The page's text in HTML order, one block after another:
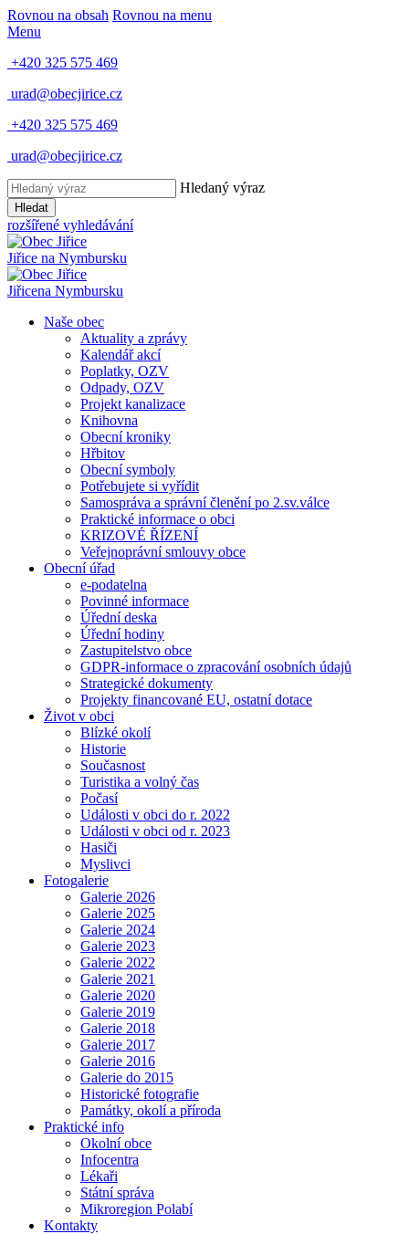
Rovnou na obsah Rovnou na menu
Menu
+420 325 575 469
urad@obecjirice.cz
+420 325 575 469
urad@obecjirice.cz
Hledaný výraz
Hledat
rozšířené vyhledávání
Jiřice na Nymbursku
Jiřicena Nymbursku
Naše obec
Aktuality a zprávy
Kalendář akcí
Poplatky, OZV
Odpady, OZV
Projekt kanalizace
Knihovna
Obecní kroniky
Hřbitov
Obecní symboly
Potřebujete si vyřídit
Samospráva a správní členění po 2.sv.válce
Praktické informace o obci
KRIZOVÉ ŘÍZENÍ
Veřejnoprávní smlouvy obce
Obecní úřad
e-podatelna
Povinné informace
Úřední deska
Úřední hodiny
Zastupitelstvo obce
GDPR-informace o zpracování osobních údajů
Strategické dokumenty
Projekty financované EU, ostatní dotace
Život v obci
Blízké okolí
Historie
Současnost
Turistika a volný čas
Počasí
Události v obci do r. 2022
Události v obci od r. 2023
Hasiči
Myslivci
Fotogalerie
Galerie 2026
Galerie 2025
Galerie 2024
Galerie 2023
Galerie 2022
Galerie 2021
Galerie 2020
Galerie 2019
Galerie 2018
Galerie 2017
Galerie 2016
Galerie do 2015
Historické fotografie
Památky, okolí a příroda
Praktické info
Okolní obce
Infocentra
Lékaři
Státní správa
Mikroregion Polabí
Kontakty